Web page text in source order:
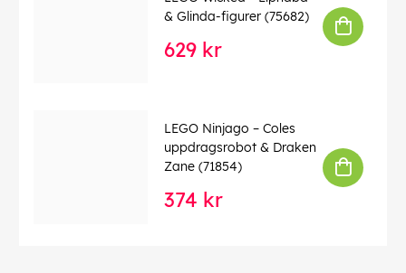
& Glinda-figurer (75682)
629 kr
LEGO Ninjago – Coles
uppdragsrobot & Draken
Zane (71854)
374 kr